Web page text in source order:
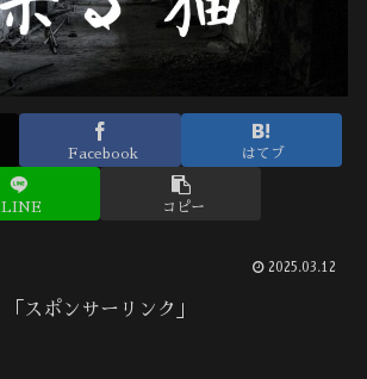
Facebook はてブ
LINE コピー
2025.03.12
「スポンサーリンク」